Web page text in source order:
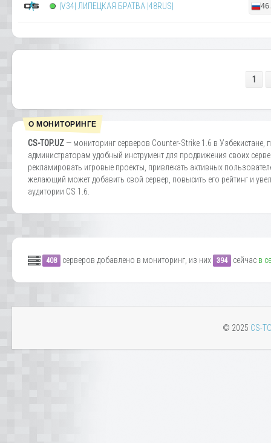
|V34| ЛИПЕЦКАЯ БРАТВА |48RUS|
1
О МОНИТОРИНГЕ
CS-TOP.UZ — мониторинг серверов Counter-Strike 1.6 в
администраторам удобный инструмент для продвижения своих
рекламировать игровые проекты, привлекать активных
желающий может добавить свой сервер, повысить его рейтинг и
аудитории CS 1.6.
408 серверов добавлено в мониторинг, из них 394 сейчас в
© 2025 CS-